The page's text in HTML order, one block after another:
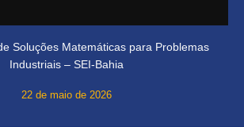
Soluções Matemáticas para Problemas
Industriais – SEI-Bahia
22 de maio de 2026